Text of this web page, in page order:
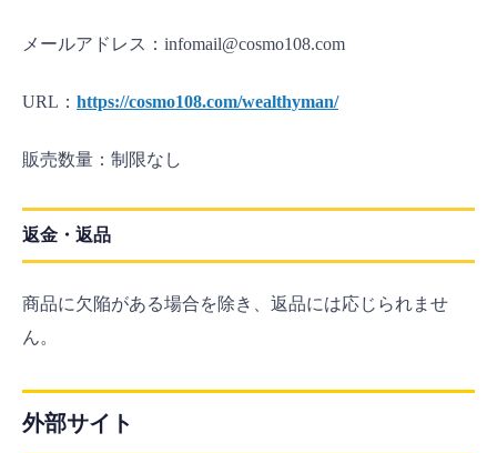
メールアドレス：infomail@cosmo108.com
URL： https://cosmo108.com/wealthyman/
販売数量：制限なし
返金・返品
商品に欠陥がある場合を除き、返品には応じられませ
ん。
外部サイト